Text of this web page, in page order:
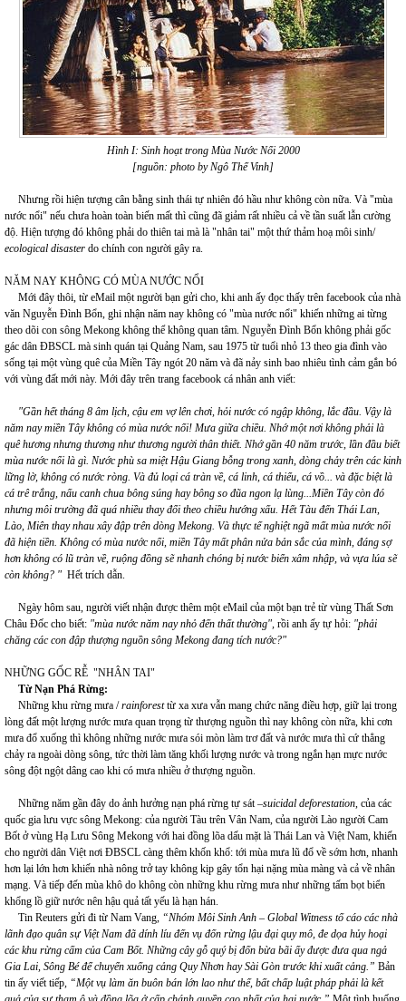
Hình I: Sinh hoạt trong Mùa Nước Nổi 2000
[nguồn: photo by Ngô Thế Vinh]
Nhưng rồi hiện tượng cân bằng sinh thái tự nhiên đó hầu như không còn nữa. Và "mùa
nước nổi" nếu chưa hoàn toàn biến mất thì cũng đã giảm rất nhiều cả về tần suất lẫn cường
độ. Hiện tượng đó không phải do thiên tai mà là "nhân tai" một thứ thảm hoạ môi sinh/
ecological disaster do chính con người gây ra.
NĂM NAY KHÔNG CÓ MÙA NƯỚC NỔI
Mới đây thôi, từ eMail một người bạn gửi cho, khi anh ấy đọc thấy trên facebook của nhà
văn Nguyễn Đình Bổn, ghi nhận năm nay không có "mùa nước nổi" khiến những ai từng
theo dõi con sông Mekong không thể không quan tâm. Nguyễn Đình Bổn không phải gốc
gác dân ĐBSCL mà sinh quán tại Quảng Nam, sau 1975 từ tuổi nhỏ 13 theo gia đình vào
sống tại một vùng quê của Miền Tây ngót 20 năm và đã nảy sinh bao nhiêu tình cảm gắn bó
với vùng đất mới này. Mới đây trên trang facebook cá nhân anh viết:
"Gần hết tháng 8 âm lịch, cậu em vợ lên chơi, hỏi nước có ngập không, lắc đầu. Vậy là
năm nay miền Tây không có mùa nước nổi! Mưa giữa chiều. Nhớ một nơi không phải là
quê hương nhưng thương như thương người thân thiết. Nhớ gần 40 năm trước, lần đầu biết
mùa nước nổi là gì. Nước phù sa miệt Hậu Giang bỗng trong xanh, dòng chảy trên các kinh
lững lờ, không có nước ròng. Và đủ loại cá tràn về, cá linh, cá thiểu, cá vồ... và đặc biệt là
cá trê trắng, nấu canh chua bông súng hay bông so đũa ngon lạ lùng...Miền Tây còn đó
nhưng môi trường đã quá nhiều thay đổi theo chiều hướng xấu. Hết Tàu đến Thái Lan,
Lào, Miên thay nhau xây đập trên dòng Mekong. Và thực tế nghiệt ngã mất mùa nước nổi
đã hiện tiền. Không có mùa nước nổi, miền Tây mất phân nửa bản sắc của mình, đáng sợ
hơn không có lũ tràn về, ruộng đồng sẽ nhanh chóng bị nước biển xâm nhập, và vựa lúa sẽ
còn không? " Hết trích dẫn.
Ngày hôm sau, người viết nhận được thêm một eMail của một bạn trẻ từ vùng Thất Sơn
Châu Đốc cho biết: "mùa nước năm nay nhỏ đến thất thường", rồi anh ấy tự hỏi: "phải
chăng các con đập thượng nguồn sông Mekong đang tích nước?"
NHỮNG GỐC RỄ "NHÂN TAI"
Từ Nạn Phá Rừng:
Những khu rừng mưa /rainforesttừ xa xưa vẫn mang chức năng điều hợp, giữ lại trong
lòng đất một lượng nước mưa quan trọng từ thượng nguồn thì nay không còn nữa, khi cơn
mưa đổ xuống thì không những nước mưa sói mòn làm trơ đất và nước mưa thì cứ thẳng
chảy ra ngoài dòng sông, tức thời làm tăng khối lượng nước và trong ngắn hạn mực nước
sông đột ngột dâng cao khi có mưa nhiều ở thượng nguồn.
Những năm gần đây do ảnh hưởng nạn phá rừng tự sát –suicidal deforestation, của các
quốc gia lưu vực sông Mekong: của người Tàu trên Vân Nam, của người Lào người Cam
Bốt ở vùng Hạ Lưu Sông Mekong với hai đồng lõa dấu mặt là Thái Lan và Việt Nam, khiến
cho người dân Việt nơi ĐBSCL càng thêm khốn khổ: tới mùa mưa lũ đổ về sớm hơn, nhanh
hơn lại lớn hơn khiến nhà nông trở tay không kịp gây tổn hại nặng mùa màng và cả về nhân
mạng. Và tiếp đến mùa khô do không còn những khu rừng mưa như những tấm bọt biển
khổng lồ giữ nước nên hậu quả tất yếu là hạn hán.
Tin Reuters gửi đi từ Nam Vang, “Nhóm Môi Sinh Anh – Global Witness tố cáo các nhà
lãnh đạo quân sự Việt Nam đã dính líu đến vụ đốn rừng lậu đại quy mô, đe dọa hủy hoại
các khu rừng cấm của Cam Bốt. Những cây gỗ quý bị đốn bừa bãi ấy được đưa qua ngả
Gia Lai, Sông Bé để chuyển xuống cảng Quy Nhơn hay Sài Gòn trước khi xuất cảng.” Bản
tin ấy viết tiếp, “Một vụ làm ăn buôn bán lớn lao như thế, bất chấp luật pháp phải là kết